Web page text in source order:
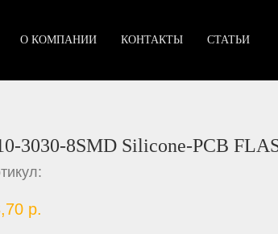
О КОМПАНИИ КОНТАКТЫ СТАТЬИ
3030-8SMD Silicone-PCB
р.